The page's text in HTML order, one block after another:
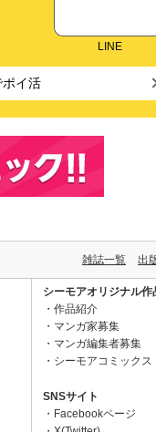
LINE
イ活
雑誌一覧 出
シーモアオリジナル作
作品紹介
マンガ家募集
マンガ編集者募集
シーモアコミックス
SNSサイト
Facebookページ